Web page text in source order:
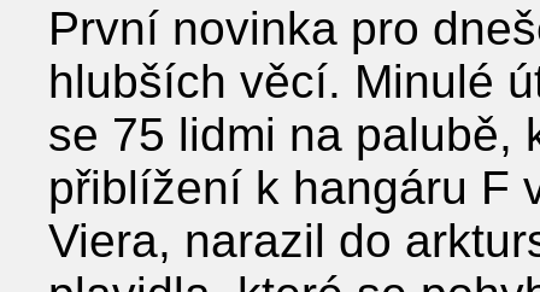
První novinka pro
hlubších věcí. Minulé
se 75 lidmi na palubě,
přiblížení k hangáru F
Viera, narazil do